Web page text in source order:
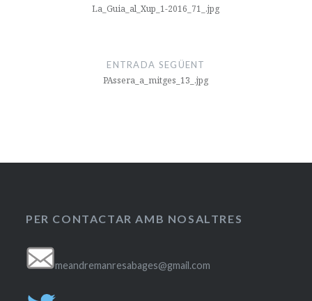
La_Guia_al_Xup_1-2016_71_.jpg
ENTRADA SEGÜENT
PAssera_a_mitges_13_.jpg
PER CONTACTAR AMB NOSALTRES
meandremanresabages@gmail.com